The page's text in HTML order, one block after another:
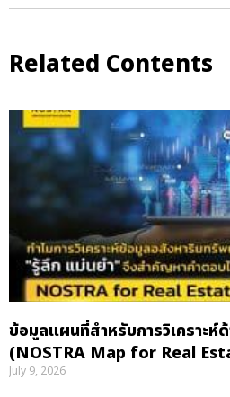
Related Contents
ข้อมูลแผนที่สำหรับการวิเคราะ
(NOSTRA Map for Real
July 9, 2026